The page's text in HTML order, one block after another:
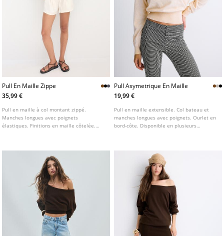
Pull En Maille Zippe
35,99 €
Pull en maille à col montant zippé.
Manches longues avec poignets
élastiques. Finitions en maille côtelée.
Pull Asymetrique En Maille
19,99 €
Pull en maille extensible. Col bateau et
manches longues avec poignets. Ourlet en
bord-côte. Disponible en plusieurs